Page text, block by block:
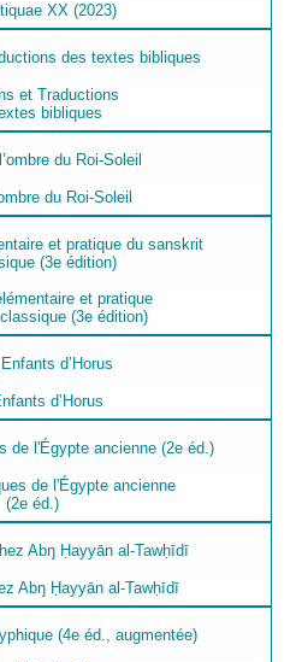
XX (2023)
et Traductions
bibliques
du Roi-Soleil
et pratique
(3e édition)
d’Horus
de l'Égypte ancienne
(2e éd.)
Abŋ Ḥayyān al-Tawḥīdī